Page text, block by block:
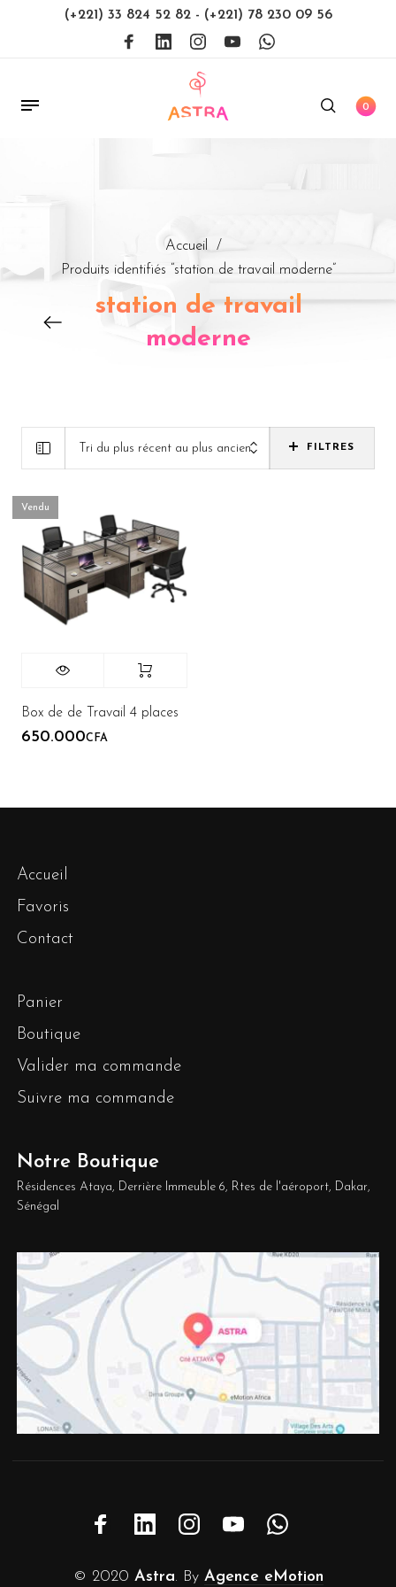
(+221) 33 824 52 82 - (+221) 78 230 09 56
0
Accueil
/
Produits identifiés “station de travail moderne”
station de travail
moderne
Tri du plus récent au plus ancien FILTRES
Vendu
Box de de Travail 4 places
650.000CFA
Accueil
Favoris
Contact
Panier
Boutique
Valider ma commande
Suivre ma commande
Notre Boutique
Résidences Ataya, Derrière Immeuble 6, Rtes de l'aéroport, Dakar,
Sénégal
© 2020 Astra. By Agence eMotion